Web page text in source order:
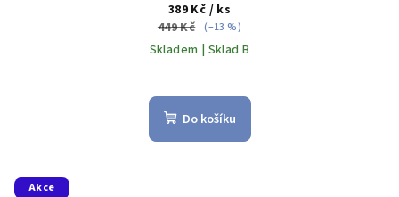
389 Kč / ks
449 Kč (–13 %)
Skladem | Sklad B
Do košíku
Akce